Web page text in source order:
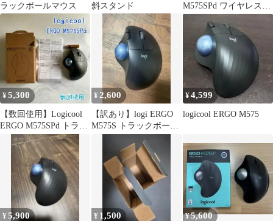
ラックボールマウス
斜スタンド
M575SPd ワイヤレスト
ラックボール
¥5,300
【数回使用】Logicool
ERGO M575SPd トラッ
クボールマウス
¥2,600
【訳あり】logi ERGO
M575S トラックボール
¥4,599
logicool ERGO M575
¥5,900 ¥ 1,500 ¥5,600